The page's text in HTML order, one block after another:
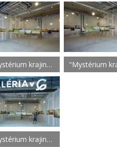
"Mystérium krajiny" Martin Galéria
"Mystérium krajiny" Martin Galéria